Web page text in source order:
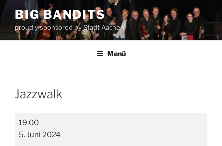
Zum
Inhalt
springen
BIG BANDITS
proudly sponsored by Stadt Aachen
Menü
Jazzwalk
Jazzwalk
19:00
5. Juni 2024